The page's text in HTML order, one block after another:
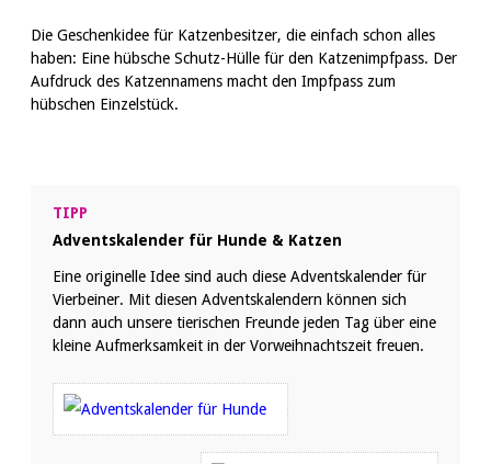
Die Geschenkidee für Katzenbesitzer, die einfach schon alles
haben: Eine hübsche Schutz-Hülle für den Katzenimpfpass. Der
Aufdruck des Katzennamens macht den Impfpass zum
hübschen Einzelstück.
TIPP
Adventskalender für Hunde & Katzen
Eine originelle Idee sind auch diese Adventskalender für
Vierbeiner. Mit diesen Adventskalendern können sich
dann auch unsere tierischen Freunde jeden Tag über eine
kleine Aufmerksamkeit in der Vorweihnachtszeit freuen.